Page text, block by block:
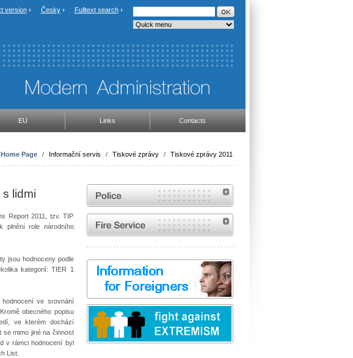
version Česky Fulltext search
EU Links Contacts
Home Page / Informační servis / Tiskové zprávy / Tiskové zprávy 2011
lidmi
Report 2011, tzv. TIP
plnění role národního
jsou hodnoceny podle
kategorií: TIER 1
ve srovnání
obecného popisu
ve kterém dochází
mimo jiné na činnost
v rámci hodnocení byl
List.
Website of the Police of the Czech Republic
Website of the Fire and Rescue Service of the
Czech Republic